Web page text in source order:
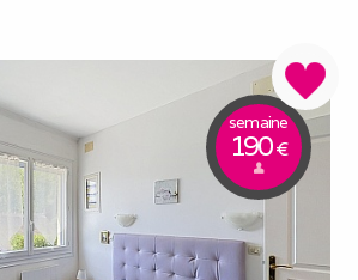
semaine
190€